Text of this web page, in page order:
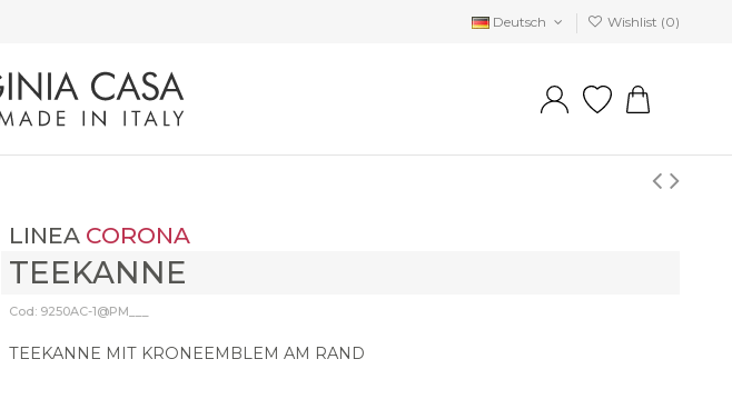
Deutsch Wishlist (0)
LINEA CORONA
TEEKANNE
Cod: 9250AC-1@PM___
TEEKANNE MIT KRONEEMBLEM AM RAND